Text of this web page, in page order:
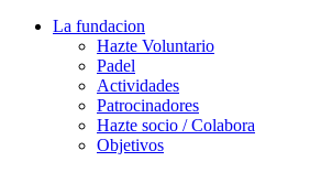
La fundacion
Hazte Voluntario
Padel
Actividades
Patrocinadores
Hazte socio / Colabora
Objetivos